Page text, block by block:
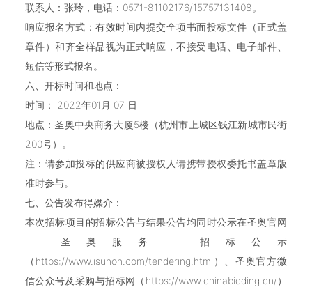
联系人：张玲，电话：0571-81102176/15757131408。
响应报名方式：有效时间内提交全项书面投标文件（正式盖
章件）和齐全样品视为正式响应，不接受电话、电子邮件、
短信等形式报名。
六、开标时间和地点：
时间： 2022年01月 07 日
地点：圣奥中央商务大厦5楼（杭州市上城区钱江新城市民街
200号）。
注：请参加投标的供应商被授权人请携带授权委托书盖章版
准时参与。
七、公告发布得媒介：
本次招标项目的招标公告与结果公告均同时公示在圣奥官网
——圣奥服务——招标公示
（https://www.isunon.com/tendering.html）、圣奥官方微
信公众号及采购与招标网（https://www.chinabidding.cn/）